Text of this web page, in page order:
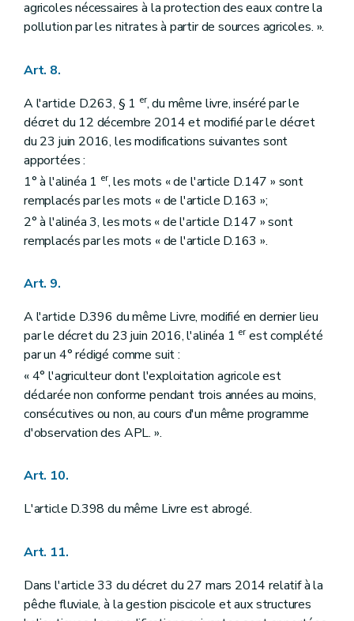
agricoles nécessaires à la protection des eaux contre la
pollution par les nitrates à partir de sources agricoles. ».
Art. 8.
A l'article D.263, § 1 er, du même livre, inséré par le
décret du 12 décembre 2014 et modifié par le décret
du 23 juin 2016, les modifications suivantes sont
apportées :
1° à l'alinéa 1 er, les mots « de l'article D.147 » sont
remplacés par les mots « de l'article D.163 »;
2° à l'alinéa 3, les mots « de l'article D.147 » sont
remplacés par les mots « de l'article D.163 ».
Art. 9.
A l'article D.396 du même Livre, modifié en dernier lieu
par le décret du 23 juin 2016, l'alinéa 1 erest complété
par un 4° rédigé comme suit :
« 4° l'agriculteur dont l'exploitation agricole est
déclarée non conforme pendant trois années au moins,
consécutives ou non, au cours d'un même programme
d'observation des APL. ».
Art. 10.
L'article D.398 du même Livre est abrogé.
Art. 11.
Dans l'article 33 du décret du 27 mars 2014 relatif à la
pêche fluviale, à la gestion piscicole et aux structures